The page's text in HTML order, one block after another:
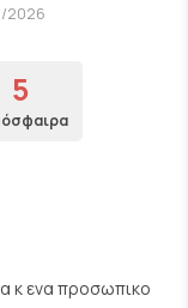
2026
5
κ ενα προσωπικο